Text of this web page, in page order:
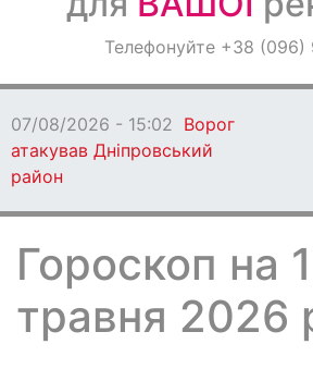
ОголошенняТелефонуйте +38 (096)
07/08/2026 - 15:02 Ворог
атакував Дніпровський
район
Гороскоп на
травня 2026